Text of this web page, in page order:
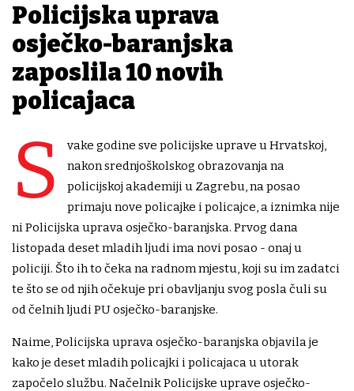
Policijska uprava
osječko-baranjska
zaposlila 10 novih
policajaca
S
vake godine sve policijske uprave u Hrvatskoj,
nakon srednjoškolskog obrazovanja na
policijskoj akademiji u Zagrebu, na posao
primaju nove policajke i policajce, a iznimka nije
ni Policijska uprava osječko-baranjska. Prvog dana
listopada deset mladih ljudi ima novi posao - onaj u
policiji. Što ih to čeka na radnom mjestu, koji su im zadatci
te što se od njih očekuje pri obavljanju svog posla čuli su
od čelnih ljudi PU osječko-baranjske.
Naime, Policijska uprava osječko-baranjska objavila je
kako je deset mladih policajki i policajaca u utorak
započelo službu. Načelnik Policijske uprave osječko-